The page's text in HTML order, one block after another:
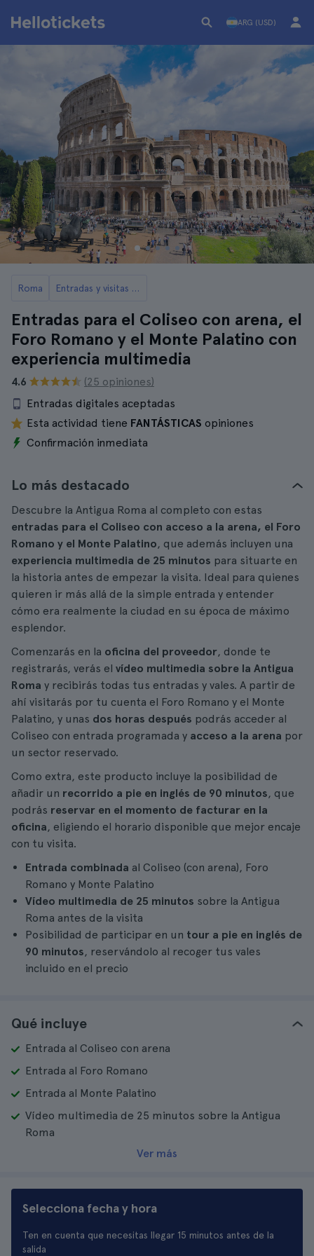
ARG (USD)
Roma Entradas y visitas al Coliseo de Roma
Entradas para el Coliseo con arena, el
Foro Romano y el Monte Palatino con
experiencia multimedia
4.6
(25 opiniones)
Entradas digitales aceptadas
Esta actividad tiene FANTÁSTICAS opiniones
Confirmación inmediata
Lo más destacado
Descubre la Antigua Roma al completo con estas
entradas para el Coliseo con acceso a la arena, el Foro
Romano y el Monte Palatino, que además incluyen una
experiencia multimedia de 25 minutos para situarte en
la historia antes de empezar la visita. Ideal para quienes
quieren ir más allá de la simple entrada y entender
cómo era realmente la ciudad en su época de máximo
esplendor.
Comenzarás en la oficina del proveedor, donde te
registrarás, verás el vídeo multimedia sobre la Antigua
Roma y recibirás todas tus entradas y vales. A partir de
ahí visitarás por tu cuenta el Foro Romano y el Monte
Palatino, y unas dos horas después podrás acceder al
Coliseo con entrada programada y acceso a la arena por
un sector reservado.
Como extra, este producto incluye la posibilidad de
añadir un recorrido a pie en inglés de 90 minutos, que
podrás reservar en el momento de facturar en la
oficina, eligiendo el horario disponible que mejor encaje
con tu visita.
Entrada combinada al Coliseo (con arena), Foro
Romano y Monte Palatino
Vídeo multimedia de 25 minutos sobre la Antigua
Roma antes de la visita
Posibilidad de participar en un tour a pie en inglés de
90 minutos, reservándolo al recoger tus vales
incluido en el precio
Qué incluye
Entrada al Coliseo con arena
Entrada al Foro Romano
Entrada al Monte Palatino
Vídeo multimedia de 25 minutos sobre la Antigua
Roma
Ver más
Selecciona fecha y hora
Ten en cuenta que necesitas llegar 15 minutos antes de la
salida